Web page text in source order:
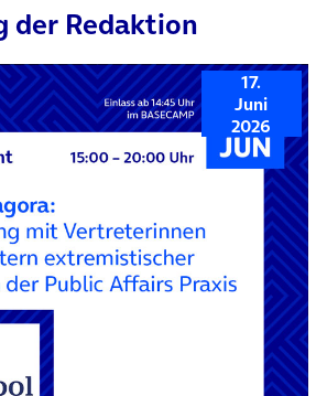
der Redaktion
17.
Juni
2026